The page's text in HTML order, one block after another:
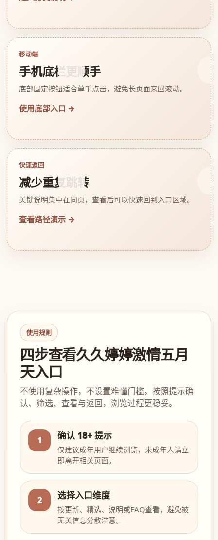
移动端
手机底栏更顺手
底部固定按钮适合单手点击，避免长页面来回滚动。
使用底部入口 →
快速返回
减少重复跳转
关键说明集中在同页，查看后可以快速回到入口区域。
查看路径演示 →
使用规则
四步查看久久婷婷激情五月
天入口
不使用复杂操作，不设置难懂门槛。按照提示确
认、筛选、查看与返回，浏览过程更稳妥。
1 确认 18+ 提示
仅建议成年用户继续浏览，未成年人请立
即离开相关页面。
2 选择入口维度
按更新、精选、说明或FAQ查看，避免被
无关信息分散注意。